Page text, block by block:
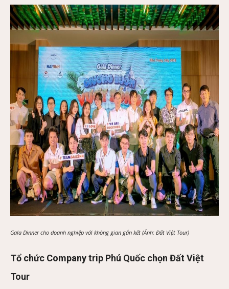
Gala Dinner cho doanh nghiệp với không gian gắn kết (Ảnh: Đất Việt Tour)
Tổ chức Company trip Phú Quốc chọn Đất Việt
Tour